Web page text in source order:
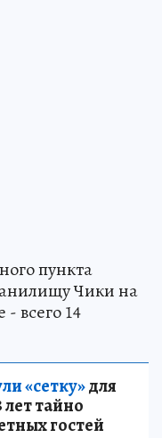
пункта
Чики на
всего 14
«сетку»для
тайно
гостей